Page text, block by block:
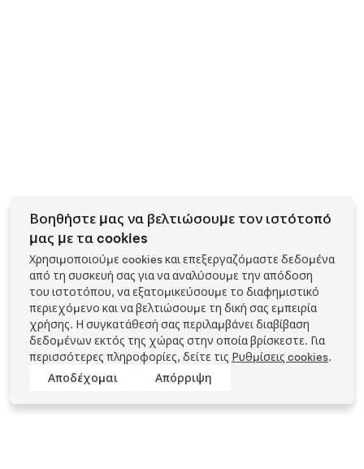
Βοηθήστε μας να βελτιώσουμε τον ιστότοπό
μας με τα cookies
Χρησιμοποιούμε cookies και επεξεργαζόμαστε δεδομένα
από τη συσκευή σας για να αναλύσουμε την απόδοση
του ιστοτόπου, να εξατομικεύσουμε το διαφημιστικό
περιεχόμενο και να βελτιώσουμε τη δική σας εμπειρία
χρήσης. Η συγκατάθεσή σας περιλαμβάνει διαβίβαση
δεδομένων εκτός της χώρας στην οποία βρίσκεστε. Για
περισσότερες πληροφορίες, δείτε τις Ρυθμίσεις cookies.
Αποδέχομαι
Απόρριψη